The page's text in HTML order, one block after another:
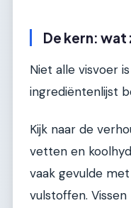
De kern:
Niet alle visvoer
ingrediëntenlijst
Kijk naar de
vetten en
vaak gevulde
vulstoffen.